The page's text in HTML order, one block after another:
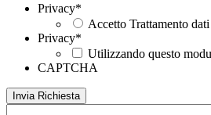
Privacy*
Accetto Trattamento
Privacy*
Utilizzando questo
CAPTCHA